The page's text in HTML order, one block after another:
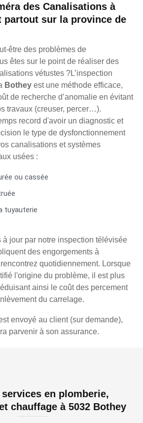
des Canalisations à
partout sur la province de
être des problèmes de
êtes sur le point de réaliser des
vétustes ?L’inspection
Bothey est une méthode efficace,
de recherche d’anomalie en évitant
travaux (creuser, percer…).
record d'avoir un diagnostic et
le type de dysfonctionnement
canalisations et systèmes
usées :
ou cassée
tuyauterie
jour par notre inspection télévisée
des engorgements à
quotidiennement. Lorsque
l'origine du problème, il est plus
ainsi le coût des percement
du carrelage.
envoyé au client (sur demande),
parvenir à son assurance.
en plomberie,
chauffage à 5032 Bothey